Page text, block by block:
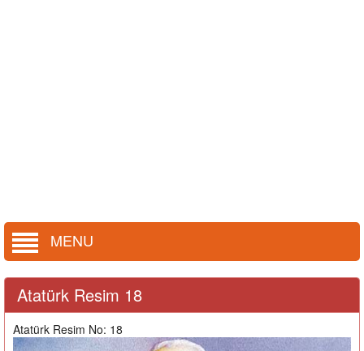
MENU
Atatürk Resim 18
Atatürk Resim No: 18